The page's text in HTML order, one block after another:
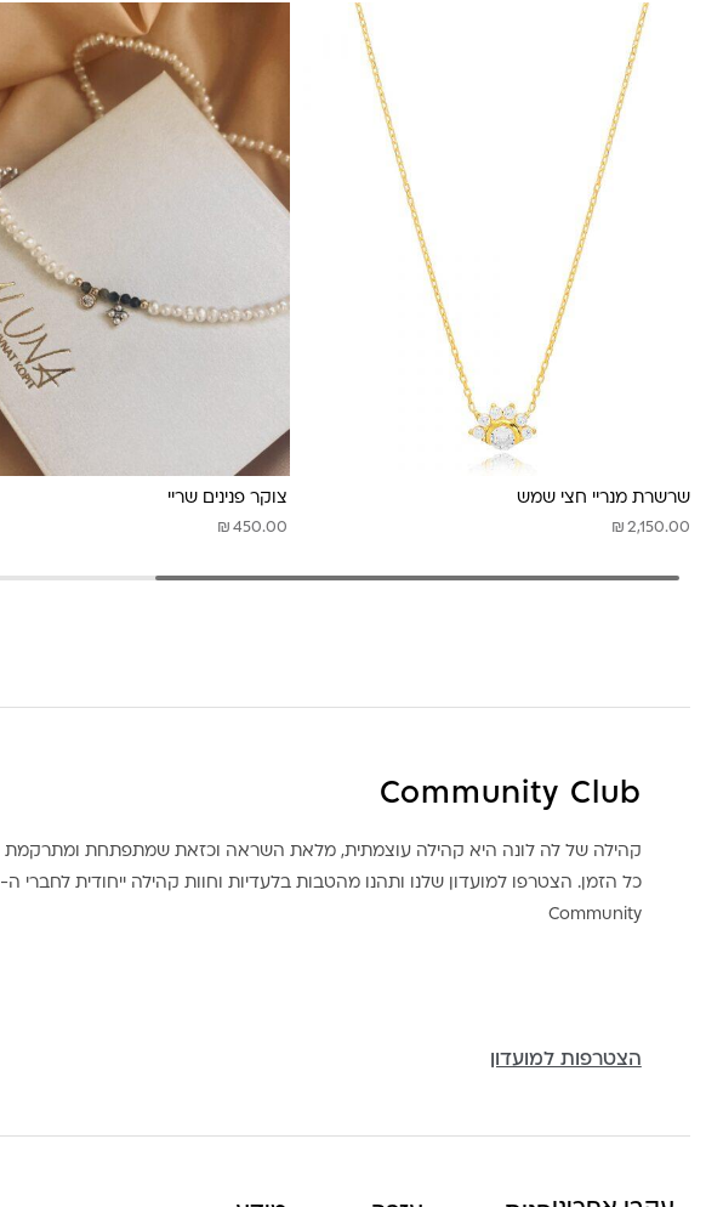
שרשרת מנריי חצי שמש
₪ 2,150.00
צוקר פנינים שריי
₪ 450.00
Community Club
קהילה של לה לונה היא קהילה עוצמתית, מלאת השראה וכזאת שמתפתחת ומתרקמת
כל הזמן. הצטרפו למועדון שלנו ותהנו מהטבות בלעדיות וחוות קהילה ייחודית לחברי ה-
Community
הצטרפות למועדון